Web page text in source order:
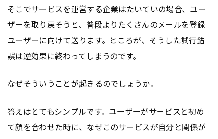
そこでサービスを運営する企業はたいていの場合、ユー
ザーを取り戻そうと、普段よりたくさんのメールを登録
ユーザーに向けて送ります。ところが、そうした試行錯
誤は逆効果に終わってしまうのです。
なぜそういうことが起きるのでしょうか。
答えはとてもシンプルです。ユーザーがサービスと初め
て顔を合わせた時に、なぜこのサービスが自分と関係が